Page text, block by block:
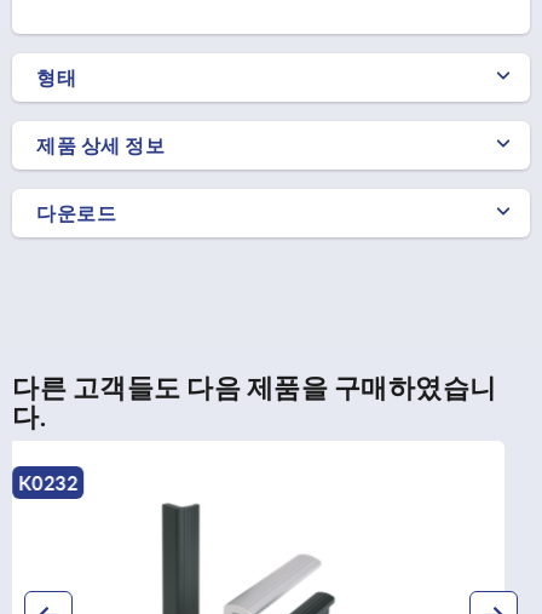
형태
제품 상세 정보
다운로드
다른 고객들도 다음 제품을 구매하였습니
다.
K0233